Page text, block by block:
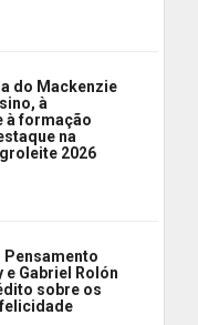
do Mackenzie
à
à formação
na
2026
Pensamento
e Gabriel Rolón
sobre os